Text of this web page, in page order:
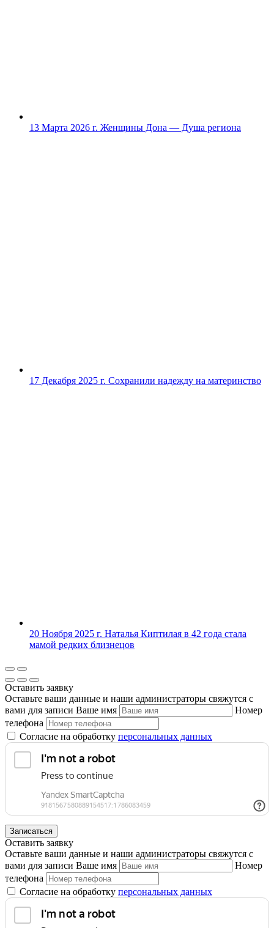
13 Марта 2026 г. Женщины Дона — Душа региона
17 Декабря 2025 г. Сохранили надежду на материнство
20 Ноября 2025 г. Наталья Киптилая в 42 года стала
мамой редких близнецов
Оставить заявку
Оставьте ваши данные и наши администраторы свяжутся с
вами для записи Ваше имя
Номер
телефона
Согласие на обработку персональных данных
Записаться
Оставить заявку
Оставьте ваши данные и наши администраторы свяжутся с
вами для записи Ваше имя
Номер
телефона
Согласие на обработку персональных данных